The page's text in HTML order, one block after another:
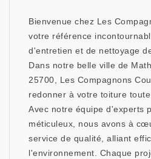
Bienvenue chez Les
votre référence
d'entretien et de nettoyage
Dans notre belle ville de
25700, Les Compagnons
redonner à votre toiture
Avec notre équipe d'experts
méticuleux, nous avons à
service de qualité, alliant
l'environnement. Chaque